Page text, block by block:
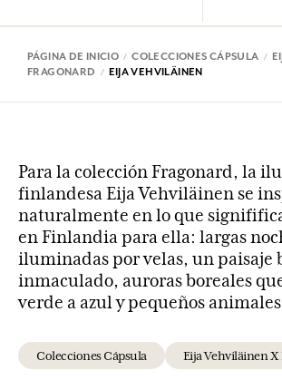
PÁGINA DE INICIO COLECCIONES CÁPSULA
FRAGONARD
EIJA VEHVILÄINEN
Para la colección Fragonard, la
finlandesa Eija Vehviläinen se
naturalmente en lo que
en Finlandia para ella: largas
iluminadas por velas, un paisaje
inmaculado, auroras boreales
verde a azul y pequeños
Colecciones Cápsula Eija Vehviläinen